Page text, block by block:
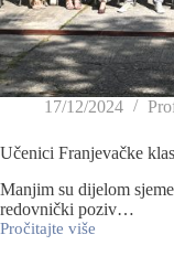
17/12/2024
Učenici Franjevačke
Manjim su dijelom
redovnički poziv…
Pročitajte više